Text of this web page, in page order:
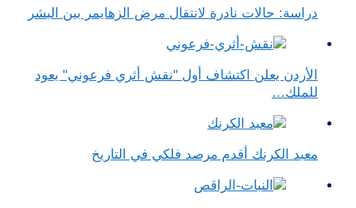
دراسة: حالات نادرة لانتقال مرض الزهايمر بين البشر
الأردن يعلن اكتشاف أول "نقش أثري فرعوني" يعود
للملك…
معبد الكرنك أقدم مرصد فلكي في التاريخ